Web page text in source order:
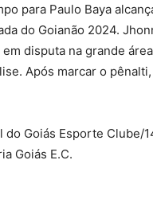
para Paulo Baya
do Goianão 2024.
disputa na grande área
Após marcar o
do Goiás Esporte Clube/
Goiás E.C.